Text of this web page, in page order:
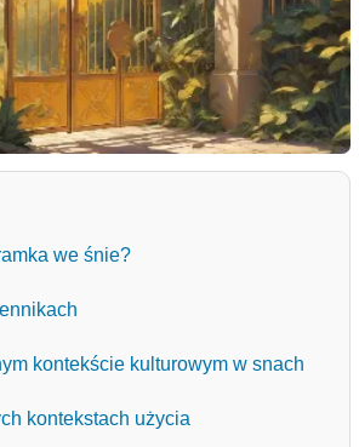
we śnie?
kontekście kulturowym w snach
kontekstach użycia